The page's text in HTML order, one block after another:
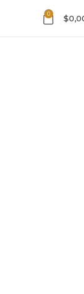
0 $